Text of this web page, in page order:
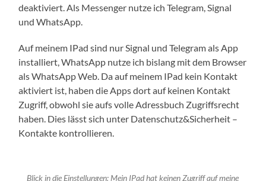
deaktiviert. Als Messenger nutze ich Telegram, Signal
und WhatsApp.
Auf meinem IPad sind nur Signal und Telegram als App
installiert, WhatsApp nutze ich bislang mit dem Browser
als WhatsApp Web. Da auf meinem IPad kein Kontakt
aktiviert ist, haben die Apps dort auf keinen Kontakt
Zugriff, obwohl sie aufs volle Adressbuch Zugriffsrecht
haben. Dies lässt sich unter Datenschutz&Sicherheit –
Kontakte kontrollieren.
Blick in die Einstellungen: Mein IPad hat keinen Zugriff auf meine